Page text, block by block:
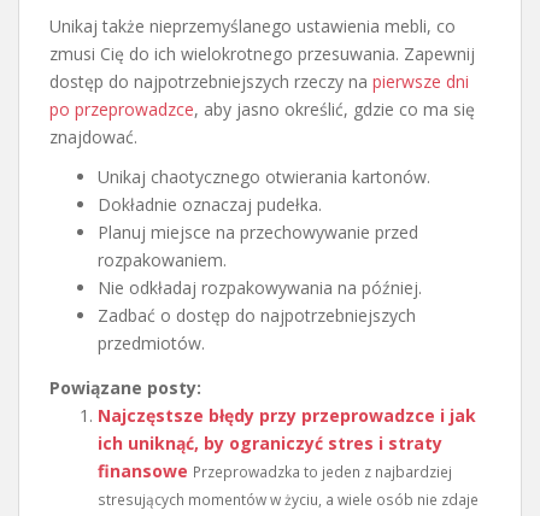
Unikaj także nieprzemyślanego ustawienia mebli, co
zmusi Cię do ich wielokrotnego przesuwania. Zapewnij
dostęp do najpotrzebniejszych rzeczy na pierwsze dni
po przeprowadzce, aby jasno określić, gdzie co ma się
znajdować.
Unikaj chaotycznego otwierania kartonów.
Dokładnie oznaczaj pudełka.
Planuj miejsce na przechowywanie przed
rozpakowaniem.
Nie odkładaj rozpakowywania na później.
Zadbać o dostęp do najpotrzebniejszych
przedmiotów.
Powiązane posty:
Najczęstsze błędy przy przeprowadzce i jak
ich uniknąć, by ograniczyć stres i straty
finansowe Przeprowadzka to jeden z najbardziej
stresujących momentów w życiu, a wiele osób nie zdaje